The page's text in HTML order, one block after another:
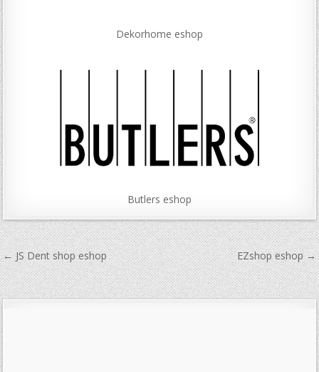
Dekorhome eshop
Butlers eshop
Navigace
pro
příspěvek
← JS Dent shop eshop EZshop eshop →